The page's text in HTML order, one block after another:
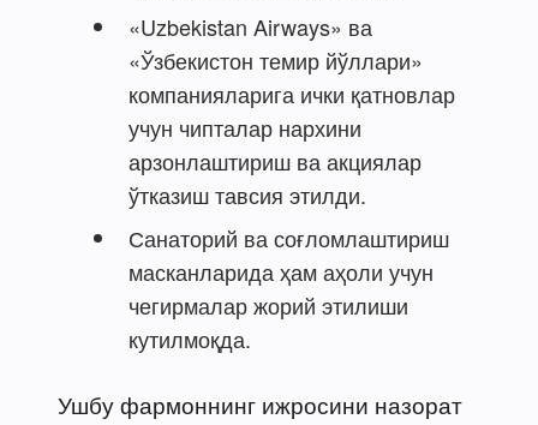
«Uzbekistan Airways» ва
«Ўзбекистон темир йўллари»
компанияларига ички қатновлар
учун чипталар нархини
арзонлаштириш ва акциялар
ўтказиш тавсия этилди.
Санаторий ва соғломлаштириш
масканларида ҳам аҳоли учун
чегирмалар жорий этилиши
кутилмоқда.
Ушбу фармоннинг ижросини назорат